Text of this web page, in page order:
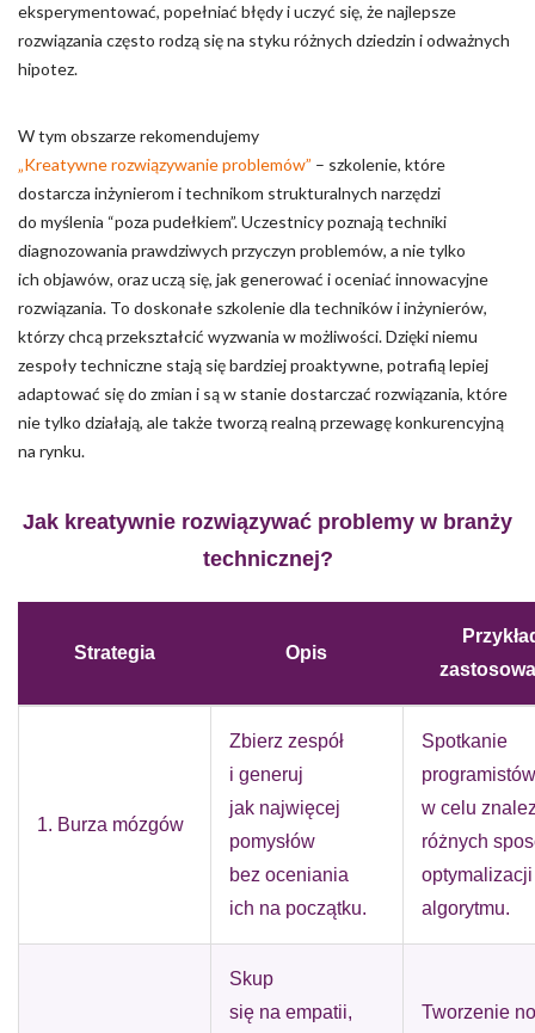
eksperymentować, popełniać błędy i uczyć się, że najlepsze
rozwiązania często rodzą się na styku różnych dziedzin i odważnych
hipotez.
W tym obszarze rekomendujemy
„Kreatywne rozwiązywanie problemów” – szkolenie, które
dostarcza inżynierom i technikom strukturalnych narzędzi
do myślenia “poza pudełkiem”. Uczestnicy poznają techniki
diagnozowania prawdziwych przyczyn problemów, a nie tylko
ich objawów, oraz uczą się, jak generować i oceniać innowacyjne
rozwiązania. To doskonałe szkolenie dla techników i inżynierów,
którzy chcą przekształcić wyzwania w możliwości. Dzięki niemu
zespoły techniczne stają się bardziej proaktywne, potrafią lepiej
adaptować się do zmian i są w stanie dostarczać rozwiązania, które
nie tylko działają, ale także tworzą realną przewagę konkurencyjną
na rynku.
Jak kreatywnie rozwiązywać problemy w branży
technicznej?
Strategia Opis
1. Burza mózgów
Zbierz zespół
i generuj
jak najwięcej
pomysłów
bez oceniania
ich na początku.
Spotkanie
programistów
w celu
różnych
optymalizacji
algorytmu.
Skup
się na empatii,
Tworzenie